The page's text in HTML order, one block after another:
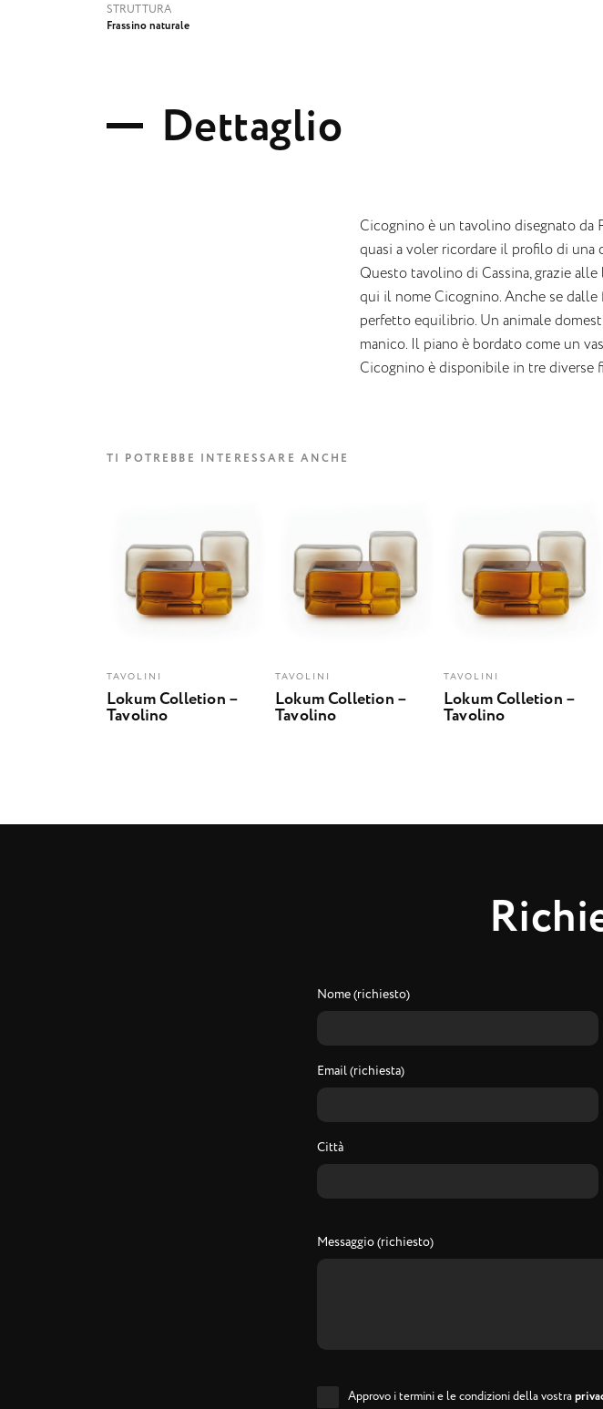
STRUTTURA
Frassino naturale
Dettaglio
Cicognino è un tavolino disegnato da
quasi a voler ricordare il profilo di una
Questo tavolino di Cassina, grazie
qui il nome Cicognino. Anche se
perfetto equilibrio. Un animale
manico. Il piano è bordato come un
Cicognino è disponibile in tre diverse
TI POTREBBE INTERESSARE ANCHE
TAVOLINI
Lokum Colletion –
Tavolino
TAVOLINI
Lokum Colletion –
Tavolino
TAVOLINI
Lokum Colletion –
Tavolino
Richi
Nome (richiesto)
Email (richiesta)
Città
Messaggio (richiesto)
Approvo i termini e le condizioni della vostra